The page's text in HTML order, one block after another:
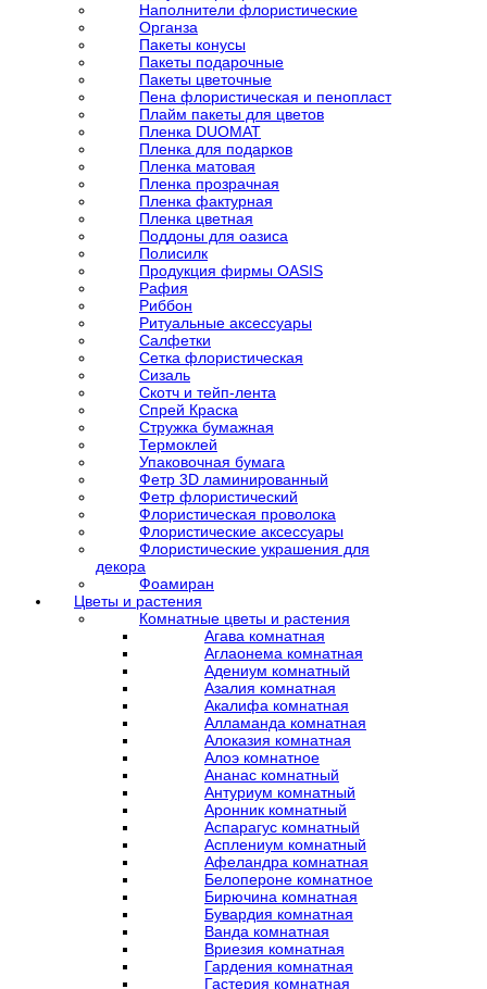
Наполнители флористические
Органза
Пакеты конусы
Пакеты подарочные
Пакеты цветочные
Пена флористическая и пенопласт
Плайм пакеты для цветов
Пленка DUOMAT
Пленка для подарков
Пленка матовая
Пленка прозрачная
Пленка фактурная
Пленка цветная
Поддоны для оазиса
Полисилк
Продукция фирмы OASIS
Рафия
Риббон
Ритуальные аксессуары
Салфетки
Сетка флористическая
Сизаль
Скотч и тейп-лента
Спрей Краска
Стружка бумажная
Термоклей
Упаковочная бумага
Фетр 3D ламинированный
Фетр флористический
Флористическая проволока
Флористические аксессуары
Флористические украшения для
декора
Фоамиран
Цветы и растения
Комнатные цветы и растения
Агава комнатная
Аглаонема комнатная
Адениум комнатный
Азалия комнатная
Акалифа комнатная
Алламанда комнатная
Алоказия комнатная
Алоэ комнатное
Ананас комнатный
Антуриум комнатный
Аронник комнатный
Аспарагус комнатный
Асплениум комнатный
Афеландра комнатная
Белопероне комнатное
Бирючина комнатная
Бувардия комнатная
Ванда комнатная
Вриезия комнатная
Гардения комнатная
Гастерия комнатная